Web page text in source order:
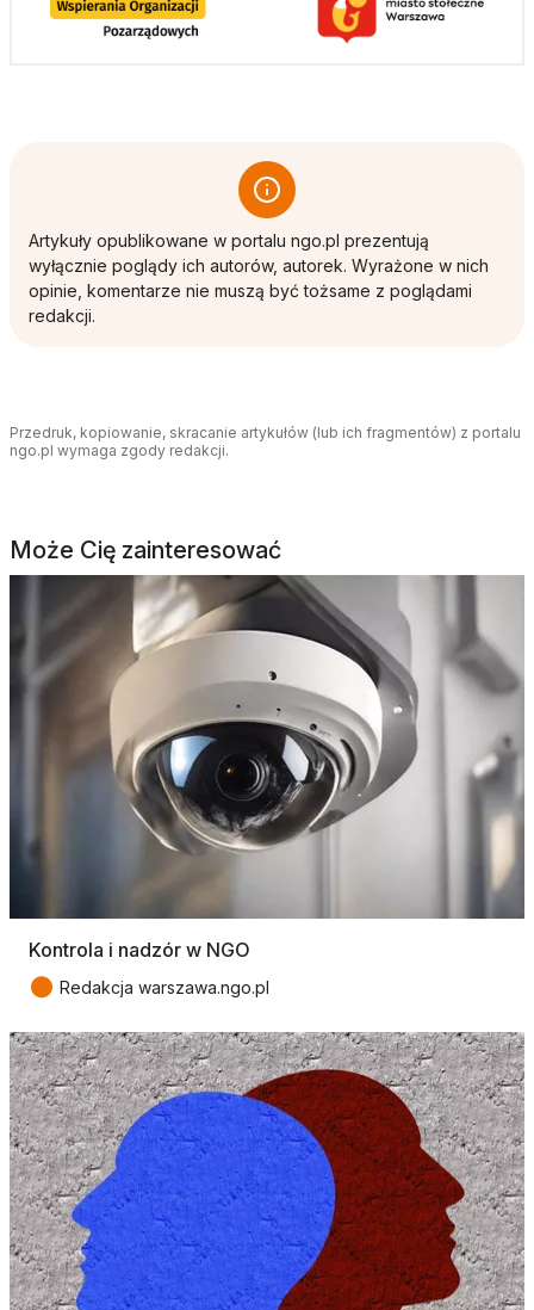
Artykuły opublikowane w portalu ngo.pl prezentują
wyłącznie poglądy ich autorów, autorek. Wyrażone w nich
opinie, komentarze nie muszą być tożsame z poglądami
redakcji.
Przedruk, kopiowanie, skracanie artykułów (lub ich fragmentów) z portalu
ngo.pl wymaga zgody redakcji.
Może Cię zainteresować
Kontrola i nadzór w NGO
● Redakcja warszawa.ngo.pl